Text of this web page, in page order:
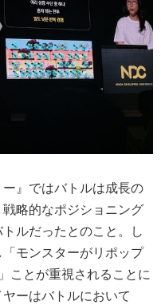
』ではバトルは成長の
略的なポジショニング
ルだったとのこと。し
モンスターがリポップ
ことが重視されることに
ーはバトルにおいて